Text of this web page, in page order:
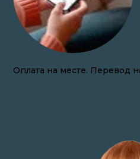
Закупаем волосы онлайн